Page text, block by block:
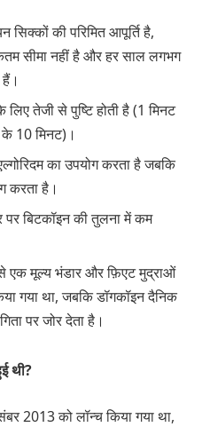
सिक्कों की परिमित आपूर्ति है,
सीमा नहीं है और हर साल लगभग
तेजी से पुष्टि होती है (1 मिनट
10 मिनट)।
का उपयोग करता है जबकि
करता है।
पर बिटकॉइन की तुलना में कम
एक मूल्य भंडार और फ़िएट मुद्राओं
गया था, जबकि डॉगकॉइन दैनिक
पर जोर देता है।
थी?
2013 को लॉन्च किया गया था,